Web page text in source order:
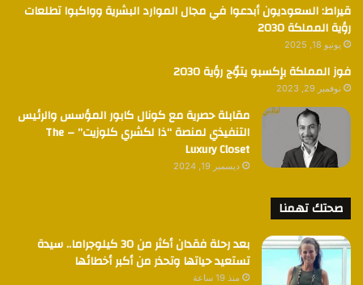
قيراط: السعوديون أبدعوا في مجال الموارد البشرية وواكبوا تطلعات
رؤية المملكة 2030
يونيو 18, 2025
فوز المملكة بإكسبو يتوٌج رؤية 2030
نوفمبر 29, 2023
مقابلة حصرية مع كونال كابور المؤسس والرئيس
التنفيذي لمنصة “ذا لكشري كلوزيت” – The
Luxury Closet
ديسمبر 19, 2024
صحتك تهمنا
بعد رحلة فقدان أكثر من 30 كيلوجراما.. سيدة
تستعيد حياتها وتحذر من أكبر أخطائها
منذ 19 ساعة